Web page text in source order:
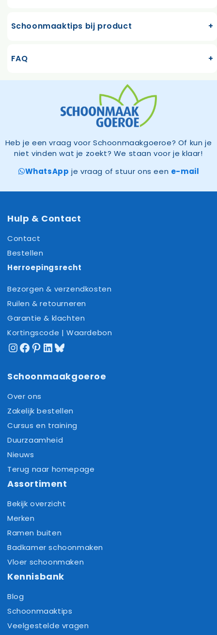
Schoonmaaktips bij product
FAQ
Heb je een vraag voor Schoonmaakgoeroe? Of kun je
niet vinden wat je zoekt? We staan voor je klaar!
WhatsApp je vraag of stuur ons een e-mail
Hulp & Contact
Contact
Bestellen
Herroepingsrecht
Bezorgen & verzendkosten
Ruilen & retourneren
Garantie & klachten
Kortingscode | Waardebon
Instagram
Facebook
Pinterest
LinkedIn
Bluesky
Schoonmaakgoeroe
Over ons
Zakelijk bestellen
Cursus en training
Duurzaamheid
Nieuws
Terug naar homepage
Assortiment
Bekijk overzicht
Merken
Ramen buiten
Badkamer schoonmaken
Vloer schoonmaken
Kennisbank
Blog
Schoonmaaktips
Veelgestelde vragen